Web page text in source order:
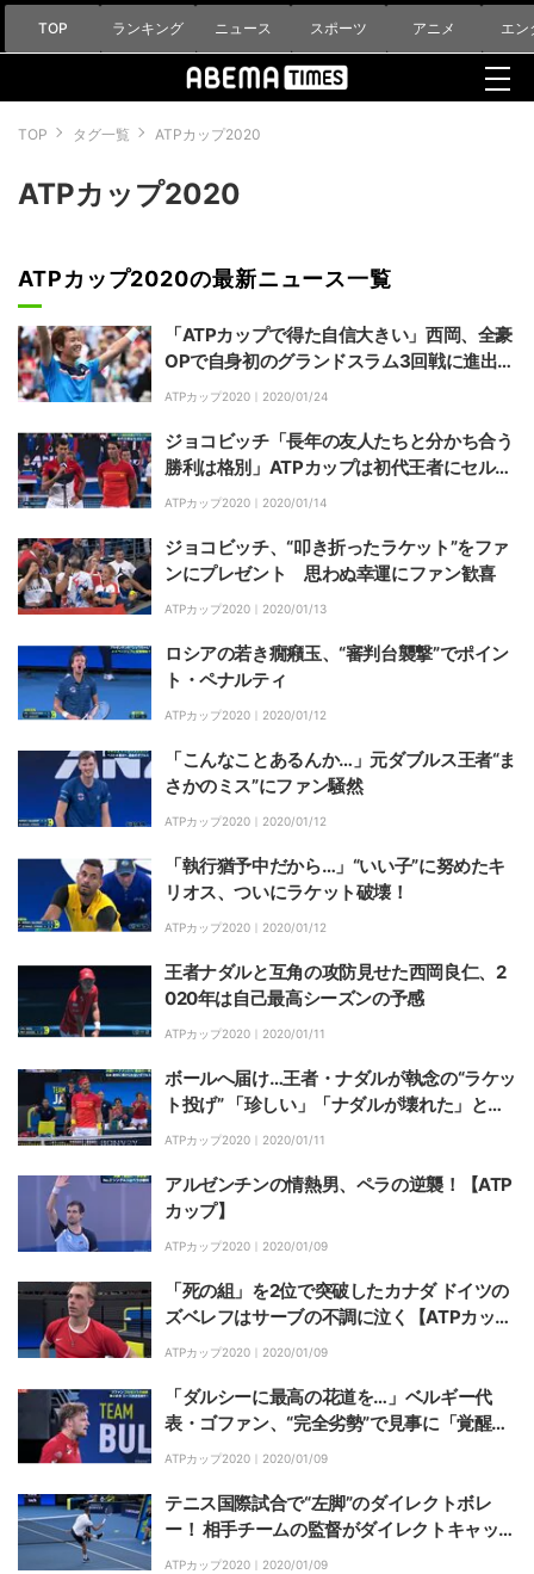
TOP ランキング ニュース スポーツ アニメ エン
TOP タグ一覧 ATPカップ2020
ATPカップ2020
ATPカップ2020の最新ニュース一覧
「ATPカップで得た自信大きい」西岡、全豪
OPで自身初のグランドスラム3回戦に進出
ジョコビッチと激突
ATPカップ2020｜ 2020/01/24
ジョコビッチ「長年の友人たちと分かち合う
勝利は格別」ATPカップは初代王者にセルビ
アで幕
ATPカップ2020｜ 2020/01/14
ジョコビッチ、“叩き折ったラケット”をファ
ンにプレゼント 思わぬ幸運にファン歓喜
ATPカップ2020｜ 2020/01/13
ロシアの若き癇癪玉、“審判台襲撃”でポイン
ト・ペナルティ
ATPカップ2020｜ 2020/01/12
「こんなことあるんか…」元ダブルス王者“ま
さかのミス”にファン騒然
ATPカップ2020｜ 2020/01/12
「執行猶予中だから…」“いい子”に努めたキ
リオス、ついにラケット破壊！
ATPカップ2020｜ 2020/01/12
王者ナダルと互角の攻防見せた西岡良仁、2
020年は自己最高シーズンの予感
ATPカップ2020｜ 2020/01/11
ボールへ届け…王者・ナダルが執念の“ラケッ
ト投げ” 「珍しい」「ナダルが壊れた」とフ
ァン騒然
ATPカップ2020｜ 2020/01/11
アルゼンチンの情熱男、ペラの逆襲！【ATP
カップ】
ATPカップ2020｜ 2020/01/09
「死の組」を2位で突破したカナダ ドイツの
ズベレフはサーブの不調に泣く【ATPカッ
プ】
ATPカップ2020｜ 2020/01/09
「ダルシーに最高の花道を…」ベルギー代
表・ゴファン、“完全劣勢”で見事に「覚醒」
【ATPカップ】
ATPカップ2020｜ 2020/01/09
テニス国際試合で“左脚”のダイレクトボレ
ー！ 相手チームの監督がダイレクトキャッチ
で“にっこり”
ATPカップ2020｜ 2020/01/09